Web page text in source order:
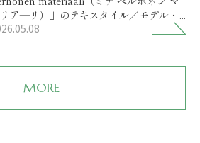
ア―リ）」のテキスタイル／モデル・
エマさん
MORE